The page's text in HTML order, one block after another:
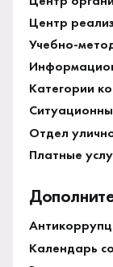
Центр
Учебно-
Категории
Отдел
Платные
Календарь